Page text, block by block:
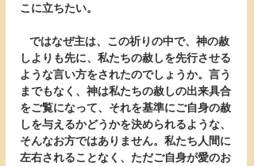
こに立ちたい。
しよりも先に、私たちの赦しを先行させる
ような言い方をされたのでしょうか。言う
までもなく、神は私たちの赦しの出来具合
をご覧になって、それを基準にご自身の赦
しを与えるかどうかを決められるような、
そんなお方ではありません。私たち人間に
左右されることなく、ただご自身が愛のお